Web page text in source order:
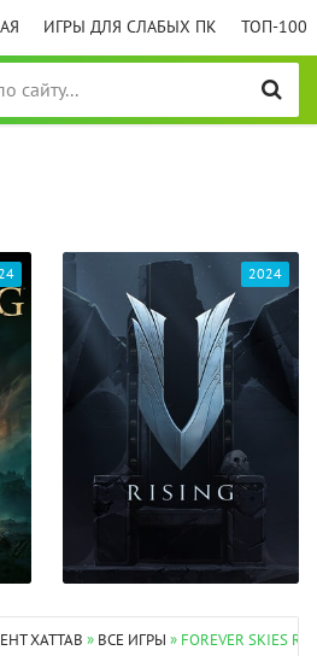
ИГРЫ ДЛЯ СЛАБЫХ ПК ТОП-100
2024
XATTAB » ВСЕ ИГРЫ » FOREVER SKIES